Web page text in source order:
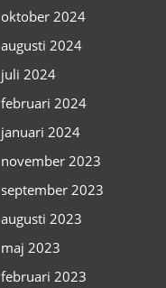
oktober 2024
augusti 2024
juli 2024
februari 2024
januari 2024
november 2023
september 2023
augusti 2023
maj 2023
februari 2023